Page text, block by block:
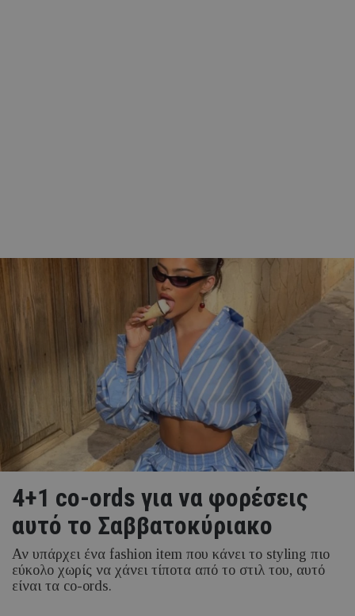
4+1 co-ords για να φορέσεις
αυτό το Σαββατοκύριακο
Αν υπάρχει ένα fashion item που κάνει το styling πιο
εύκολο χωρίς να χάνει τίποτα από το στιλ του, αυτό
είναι τα co-ords.